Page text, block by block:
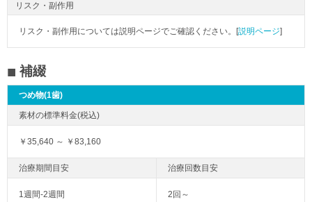
リスク・副作用
リスク・副作用については説明ページでご確認ください。[説明ページ]
補綴
つめ物(1歯)
￥35,640 ～ ￥83,160
1週間-2週間 2回～